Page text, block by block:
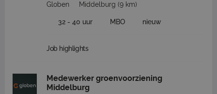
Globen Middelburg (9 km)
32 - 40 uur MBO nieuw
Job highlights
Medewerker groenvoorziening
Middelburg